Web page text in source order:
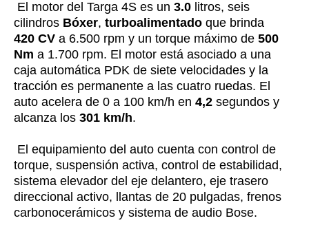
El motor del Targa 4S es un 3.0 litros, seis
cilindros Bóxer, turboalimentado que brinda
420 CV a 6.500 rpm y un torque máximo de 500
Nm a 1.700 rpm. El motor está asociado a una
caja automática PDK de siete velocidades y la
tracción es permanente a las cuatro ruedas. El
auto acelera de 0 a 100 km/h en 4,2 segundos y
alcanza los 301 km/h.
El equipamiento del auto cuenta con control de
torque, suspensión activa, control de estabilidad,
sistema elevador del eje delantero, eje trasero
direccional activo, llantas de 20 pulgadas, frenos
carbonocerámicos y sistema de audio Bose.